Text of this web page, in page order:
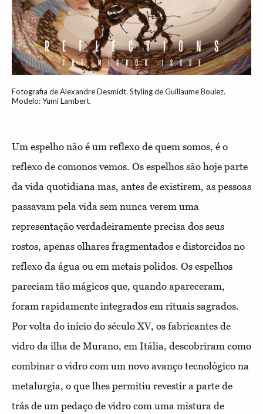
Fotografia de Alexandre Desmidt. Styling de Guillaume Boulez.
Modelo: Yumi Lambert.
Um espelho não é um reflexo de quem somos, é o
reflexo de comonos vemos. Os espelhos são hoje parte
da vida quotidiana mas, antes de existirem, as pessoas
passavam pela vida sem nunca verem uma
representação verdadeiramente precisa dos seus
rostos, apenas olhares fragmentados e distorcidos no
reflexo da água ou em metais polidos. Os espelhos
pareciam tão mágicos que, quando apareceram,
foram rapidamente integrados em rituais sagrados.
Por volta do início do século XV, os fabricantes de
vidro da ilha de Murano, em Itália, descobriram como
combinar o vidro com um novo avanço tecnológico na
metalurgia, o que lhes permitiu revestir a parte de
trás de um pedaço de vidro com uma mistura de